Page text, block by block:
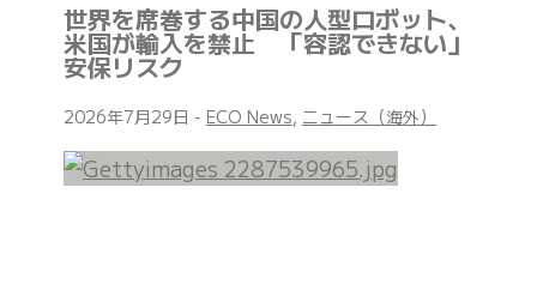
世界を席巻する中国の人型ロボット、
米国が輸入を禁止 「容認できない」
安保リスク
2026年7月29日 - ECO News, ニュース（海外）